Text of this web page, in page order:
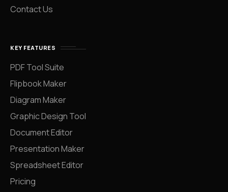
Contact Us
KEY FEATURES
PDF Tool Suite
Flipbook Maker
Diagram Maker
Graphic Design Tool
Document Editor
Presentation Maker
Spreadsheet Editor
Pricing